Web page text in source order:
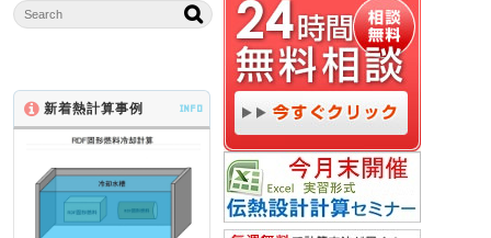
新着熱計算事例 INFO